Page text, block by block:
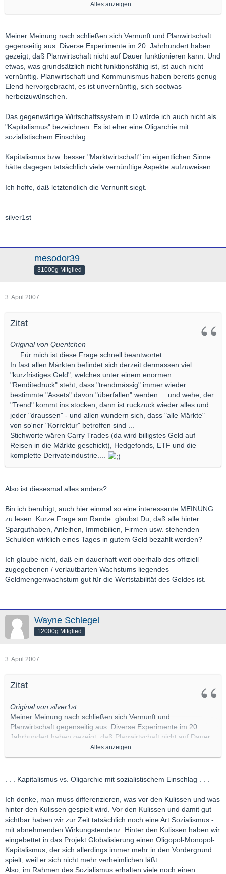
Wegen zu Boden gezwungen wird
Alles anzeigen
Meiner Meinung nach schließen sich Vernunft und Planwirtschaft
gegenseitig aus. Diverse Experimente im 20. Jahrhundert haben
gezeigt, daß Planwirtschaft nicht auf Dauer funktionieren kann. Und
etwas, was grundsätzlich nicht funktionsfähig ist, ist auch nicht
vernünftig. Planwirtschaft und Kommunismus haben bereits genug
Elend hervorgebracht, es ist unvernünftig, sich soetwas
herbeizuwünschen.
Das gegenwärtige Wirtschaftssystem in D würde ich auch nicht als
"Kapitalismus" bezeichnen. Es ist eher eine Oligarchie mit
sozialistischem Einschlag.
Kapitalismus bzw. besser "Marktwirtschaft" im eigentlichen Sinne
hätte dagegen tatsächlich viele vernünftige Aspekte aufzuweisen.
Ich hoffe, daß letztendlich die Vernunft siegt.
silver1st
mesodor39
31000g Mitglied
3. April 2007
Zitat
Original von Quentchen
.....Für mich ist diese Frage schnell beantwortet:
In fast allen Märkten befindet sich derzeit dermassen viel
"kurzfristiges Geld", welches unter einem enormen
"Renditedruck" steht, dass "trendmässig" immer wieder
bestimmte "Assets" davon "überfallen" werden ... und wehe, der
"Trend" kommt ins stocken, dann ist ruckzuck wieder alles und
jeder "draussen" - und allen wundern sich, dass "alle Märkte"
von so'ner "Korrektur" betroffen sind ...
Stichworte wären Carry Trades (da wird billigstes Geld auf
Reisen in die Märkte geschickt), Hedgefonds, ETF und die
komplette Derivateindustrie....
Also ist diesesmal alles anders?
Bin ich beruhigt, auch hier einmal so eine interessante MEINUNG
zu lesen. Kurze Frage am Rande: glaubst Du, daß alle hinter
Sparguthaben, Anleihen, Immobilien, Firmen usw. stehenden
Schulden wirklich eines Tages in gutem Geld bezahlt werden?
Ich glaube nicht, daß ein dauerhaft weit oberhalb des offiziell
zugegebenen / verlautbarten Wachstums liegendes
Geldmengenwachstum gut für die Wertstabilität des Geldes ist.
Wayne Schlegel
12000g Mitglied
3. April 2007
Zitat
Original von silver1st
Meiner Meinung nach schließen sich Vernunft und
Planwirtschaft gegenseitig aus. Diverse Experimente im 20.
Jahrhundert haben gezeigt, daß Planwirtschaft nicht auf Dauer
funktionieren kann. Und etwas, was grundsätzlich nicht
funktionsfähig ist, ist auch nicht vernünftig. Planwirtschaft und
ist unvernünftig, sich soetwas herbeizuwünschen.
Das gegenwärtige Wirtschaftssystem in D würde ich auch nicht
als "Kapitalismus" bezeichnen. Es ist eher eine Oligarchie mit
sozialistischem Einschlag.
Kapitalismus bzw. besser "Marktwirtschaft" im eigentlichen Sinne
hätte dagegen tatsächlich viele vernünftige Aspekte
aufzuweisen.
Alles anzeigen
. . . Kapitalismus vs. Oligarchie mit sozialistischem Einschlag . . .
Ich denke, man muss differenzieren, was vor den Kulissen und was
hinter den Kulissen gespielt wird. Vor den Kulissen und damit gut
sichtbar haben wir zur Zeit tatsächlich noch eine Art Sozialismus -
mit abnehmenden Wirkungstendenz. Hinter den Kulissen haben wir
eingebettet in das Projekt Globalisierung einen Oligopol-Monopol-
Kapitalismus, der sich allerdings immer mehr in den Vordergrund
spielt, weil er sich nicht mehr verheimlichen läßt.
Also, im Rahmen des Sozialismus erhalten viele noch einen